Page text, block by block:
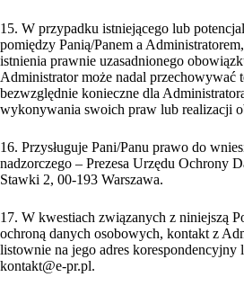
15. W przypadku istniejącego lub
pomiędzy Panią/Panem a
istnienia prawnie uzasadnionego
Administrator może nadal przechowywać
bezwzględnie konieczne dla
wykonywania swoich praw lub realizacji
16. Przysługuje Pani/Panu prawo do
nadzorczego – Prezesa Urzędu Ochrony
Stawki 2, 00-193 Warszawa.
17. W kwestiach związanych z niniejszą
ochroną danych osobowych, kontakt z
listownie na jego adres korespondencyjny
kontakt@e-pr.pl.